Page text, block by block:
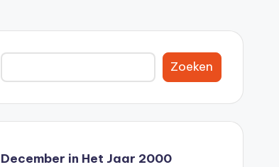
Zoeken
Zoeken
December in Het Jaar 2000